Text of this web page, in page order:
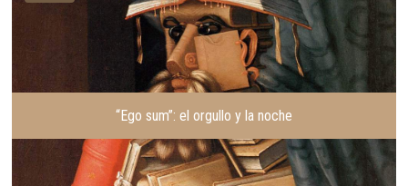
“Ego sum”: el orgullo y la noche